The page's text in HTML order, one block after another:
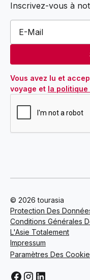
Inscrivez-vous à
Vous avez lu et
voyage et la
© 2026 tourasia
Protection Des
Conditions Générales
L'Asie Totalement
Impressum
Paramètres Des